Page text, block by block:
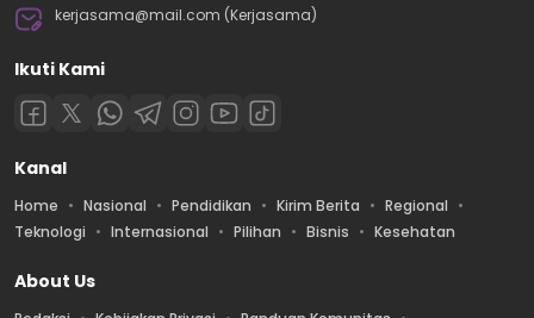
kerjasama@mail.com (Kerjasama)
Ikuti Kami
Kanal
Home Nasional Pendidikan Kirim Berita
Regional
Teknologi
Internasional Pilihan Bisnis Kesehatan
About Us